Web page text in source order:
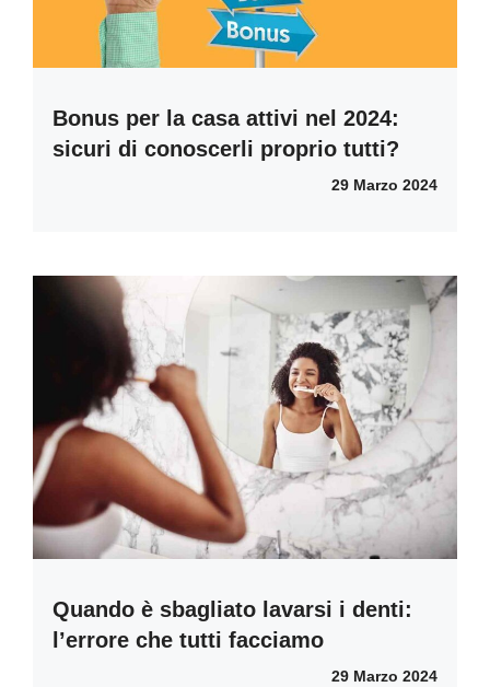
Bonus per la casa attivi nel 2024:
sicuri di conoscerli proprio tutti?
29 Marzo 2024
Quando è sbagliato lavarsi i denti:
l’errore che tutti facciamo
29 Marzo 2024